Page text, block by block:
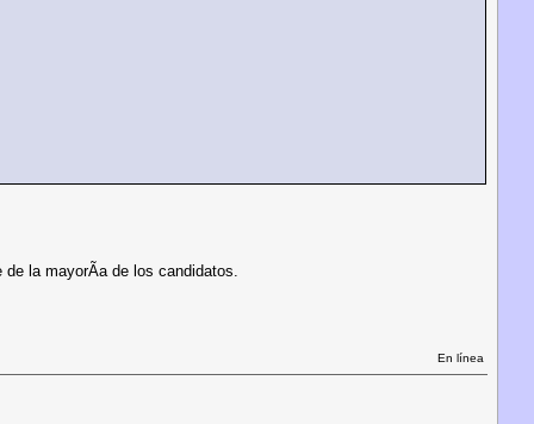
la mayorÃ­a de los candidatos.
En línea